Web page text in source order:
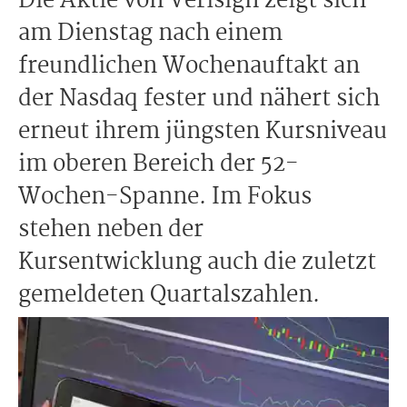
am Dienstag nach einem
freundlichen Wochenauftakt an
der Nasdaq fester und nähert sich
erneut ihrem jüngsten Kursniveau
im oberen Bereich der 52-
Wochen-Spanne. Im Fokus
stehen neben der
Kursentwicklung auch die zuletzt
gemeldeten Quartalszahlen.